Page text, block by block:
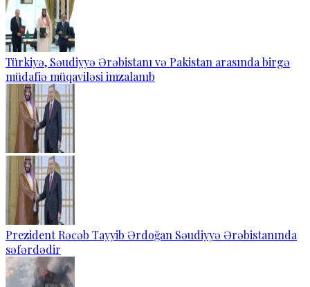
Türkiyə, Səudiyyə Ərəbistanı və Pakistan arasında birgə
müdafiə müqaviləsi imzalanıb
Prezident Rəcəb Tayyib Ərdoğan Səudiyyə Ərəbistanında
səfərdədir